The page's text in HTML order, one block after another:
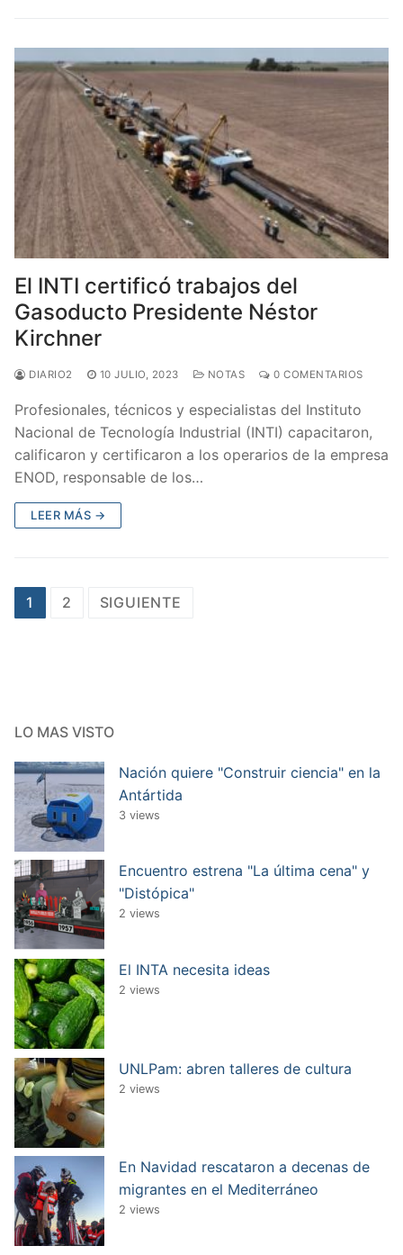
El INTI certificó trabajos del
Gasoducto Presidente Néstor
Kirchner
DIARIO2 10 JULIO, 2023 NOTAS 0 COMENTARIOS
Profesionales, técnicos y especialistas del Instituto
Nacional de Tecnología Industrial (INTI) capacitaron,
calificaron y certificaron a los operarios de la empresa
ENOD, responsable de los…
LEER MÁS →
1 2 SIGUIENTE
LO MAS VISTO
Nación quiere "Construir ciencia" en la
Antártida
3 views
Encuentro estrena "La última cena" y
"Distópica"
2 views
El INTA necesita ideas
2 views
UNLPam: abren talleres de cultura
2 views
En Navidad rescataron a decenas de
migrantes en el Mediterráneo
2 views